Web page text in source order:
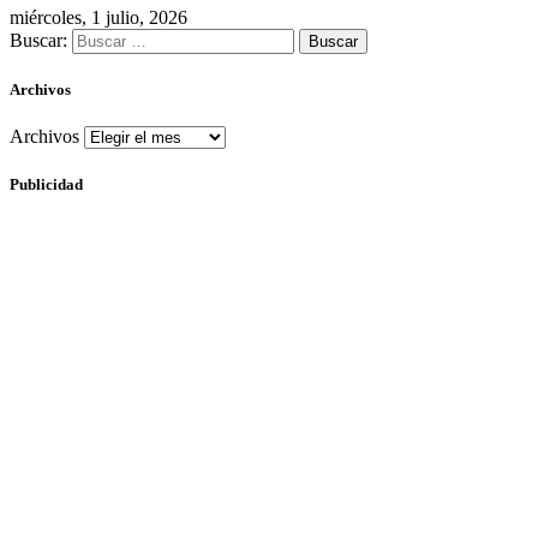
miércoles, 1 julio, 2026
Buscar:
Archivos
Archivos
Publicidad